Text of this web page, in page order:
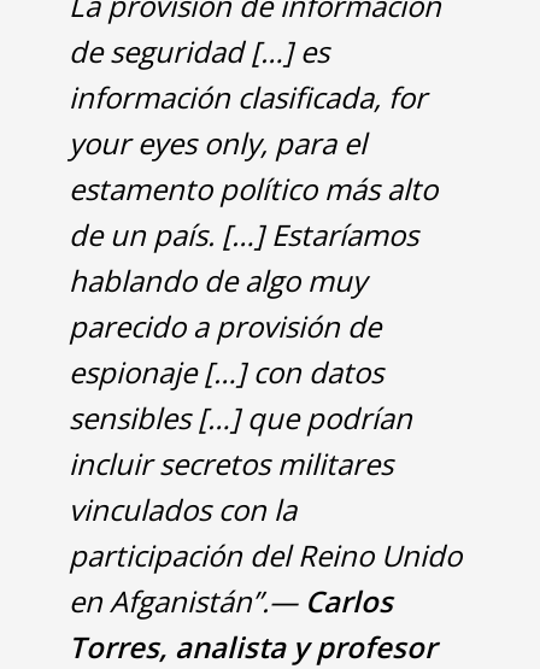
de seguridad […] es
información clasificada, for
your eyes only, para el
estamento político más alto
de un país. […] Estaríamos
hablando de algo muy
parecido a provisión de
espionaje […] con datos
sensibles […] que podrían
incluir secretos militares
vinculados con la
participación del Reino Unido
en Afganistán”.— Carlos
Torres, analista y profesor